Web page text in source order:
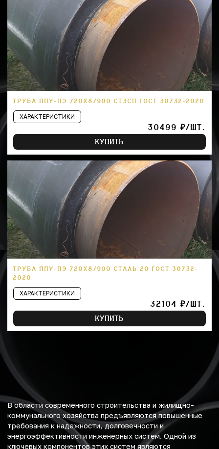
ТРУБА ППУ-ПЭ 720Х8/900 СТ3СП ГОСТ 30732-2020
ХАРАКТЕРИСТИКИ
30499 ₽/ШТ.
КУПИТЬ
ТРУБА ППУ-ПЭ 720Х8/900 СТАЛЬ 20 ГОСТ 30732-
2020
ХАРАКТЕРИСТИКИ
32104 ₽/ШТ.
КУПИТЬ
В области современного строительства и жилищно-
коммунального хозяйства предъявляются повышенные
требования к надежности, долговечности и
энергоэффективности инженерных систем. Одной из
ключевых компонентов этих систем являются